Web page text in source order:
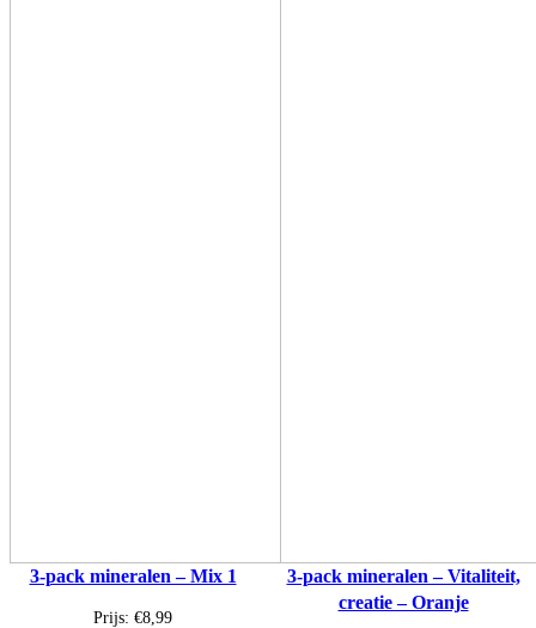
3-pack mineralen – Mix 1
Prijs: €8,99
3-pack mineralen – Vitaliteit,
creatie – Oranje